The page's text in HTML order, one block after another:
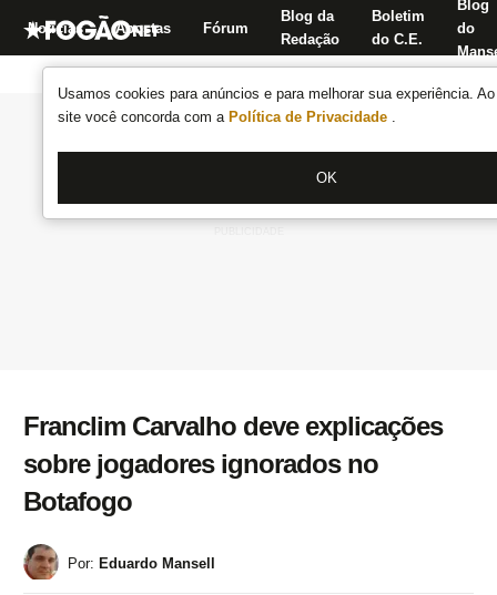
Usamos cookies para anúncios e para melhorar sua experiência.
site você concorda com a Política de Privacidade .
OK
Notícias Apostas Fórum
Blog da
Redação
Boletim
do C.E.
Blog
do
Franclim Carvalho deve explicações
sobre jogadores ignorados no
Botafogo
Por: Eduardo Mansell